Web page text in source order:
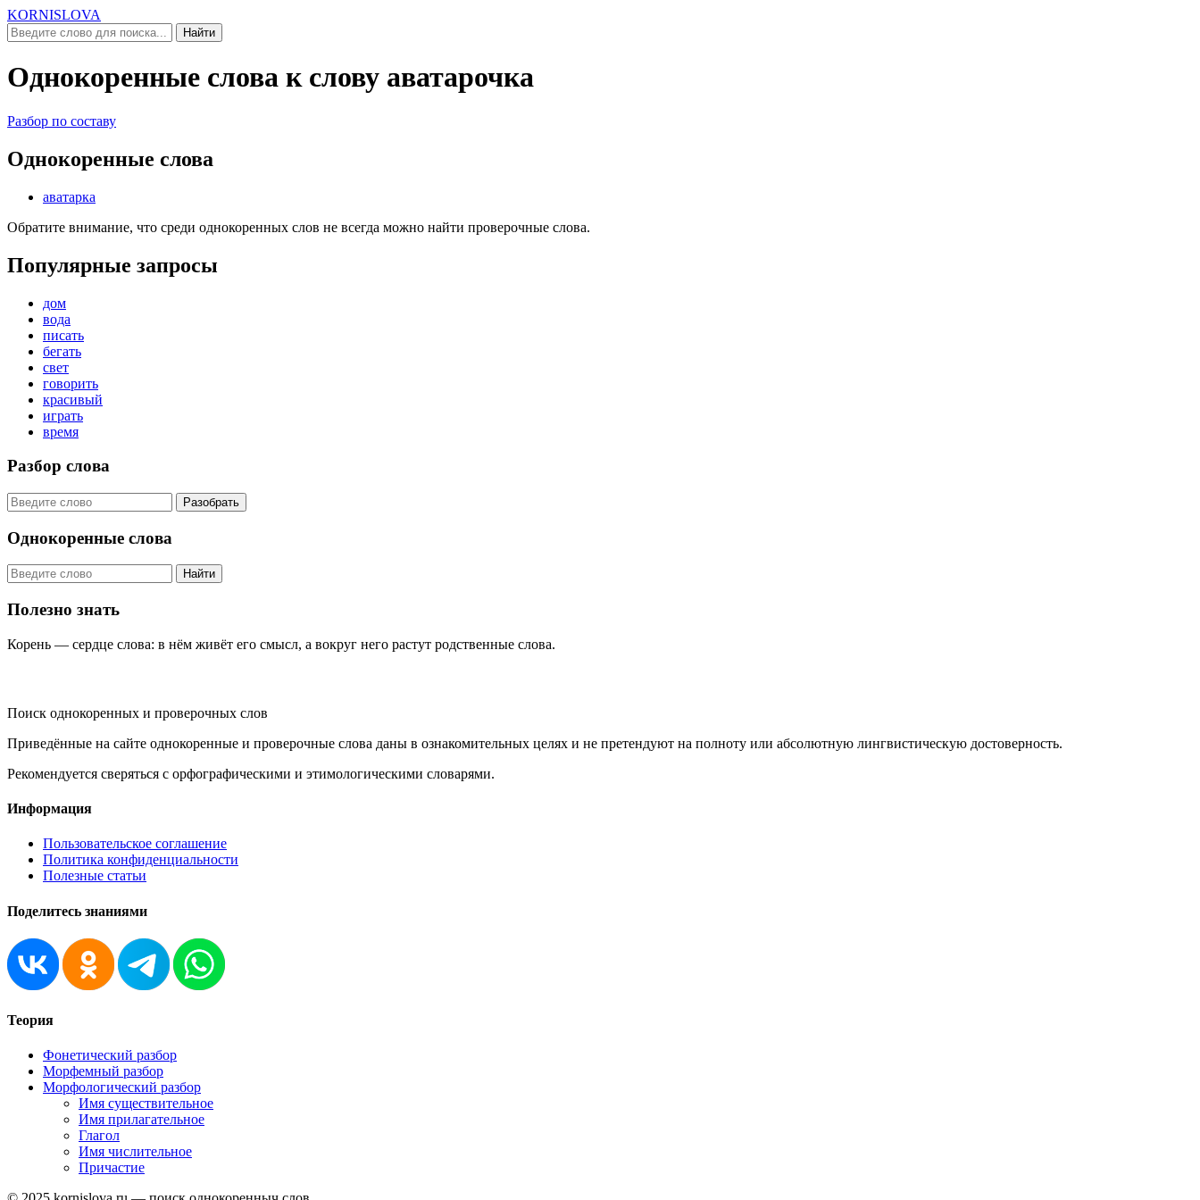
KORNISLOVA
Найти
Однокоренные слова к слову аватарочка
Разбор по составу
Однокоренные слова
аватарка
Обратите внимание, что среди однокоренных слов не всегда можно найти проверочные слова.
Популярные запросы
дом
вода
писать
бегать
свет
говорить
красивый
играть
время
Разбор слова
Разобрать
Однокоренные слова
Найти
Полезно знать
Корень — сердце слова: в нём живёт его смысл, а вокруг него растут родственные слова.
Поиск однокоренных и проверочных слов
Приведённые на сайте однокоренные и проверочные слова даны в ознакомительных целях и не претендуют на полноту или абсолютную лингвистическую достоверность.
Рекомендуется сверяться с орфографическими и этимологическими словарями.
Информация
Пользовательское соглашение
Политика конфиденциальности
Полезные статьи
Поделитесь знаниями
Теория
Фонетический разбор
Морфемный разбор
Морфологический разбор
Имя существительное
Имя прилагательное
Глагол
Имя числительное
Причастие